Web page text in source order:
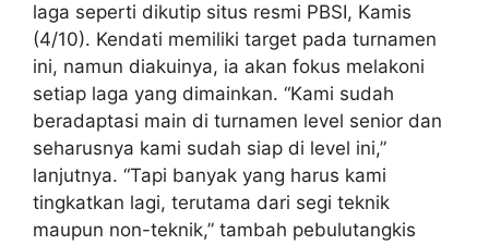
laga seperti dikutip situs resmi PBSI, Kamis
(4/10). Kendati memiliki target pada turnamen
ini, namun diakuinya, ia akan fokus melakoni
setiap laga yang dimainkan. “Kami sudah
beradaptasi main di turnamen level senior dan
seharusnya kami sudah siap di level ini,”
lanjutnya. “Tapi banyak yang harus kami
tingkatkan lagi, terutama dari segi teknik
maupun non-teknik,” tambah pebulutangkis